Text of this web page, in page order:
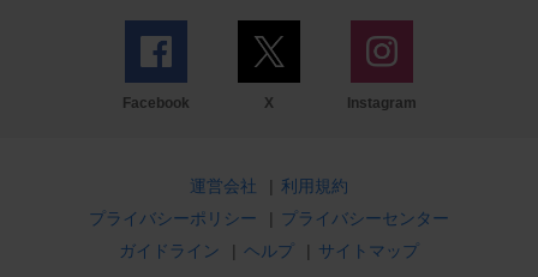
Facebook X Instagram
運営会社 | 利用規約
プライバシーポリシー
| プライバシーセンター
ガイドライン
| ヘルプ | サイトマップ